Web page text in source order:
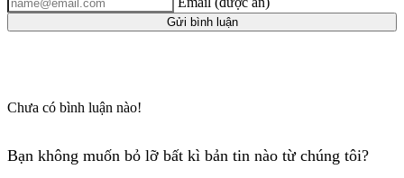
Gửi bình luận
Chưa có bình luận nào!
Bạn không muốn bỏ lỡ bất kì bản tin nào từ chúng tôi?